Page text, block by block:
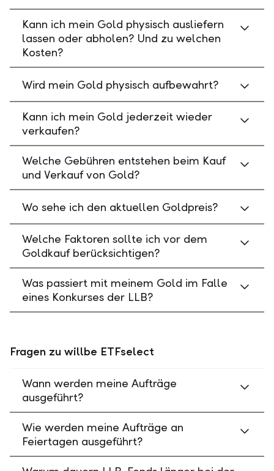
Kann ich mein Gold physisch ausliefern
lassen oder abholen? Und zu welchen
Kosten?
Wird mein Gold physisch aufbewahrt?
Kann ich mein Gold jederzeit wieder
verkaufen?
Welche Gebühren entstehen beim Kauf
und Verkauf von Gold?
Wo sehe ich den aktuellen Goldpreis?
Welche Faktoren sollte ich vor dem
Goldkauf berücksichtigen?
Was passiert mit meinem Gold im Falle
eines Konkurses der LLB?
Fragen zu willbe ETFselect
Wann werden meine Aufträge
ausgeführt?
Wie werden meine Aufträge an
Feiertagen ausgeführt?